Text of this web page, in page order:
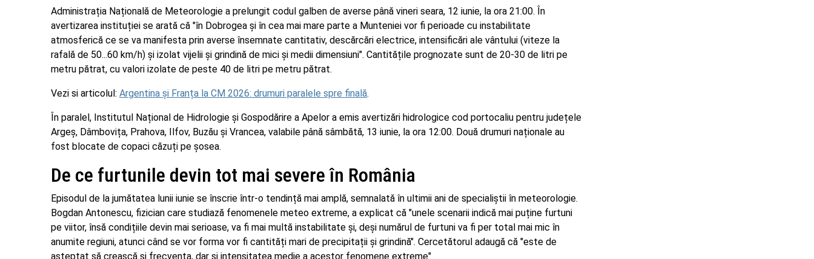
Administrația Națională de Meteorologie a prelungit codul galben de averse până vineri seara, 12 iunie, la ora 21:00. În
avertizarea instituției se arată că "în Dobrogea și în cea mai mare parte a Munteniei vor fi perioade cu instabilitate
atmosferică ce se va manifesta prin averse însemnate cantitativ, descărcări electrice, intensificări ale vântului (viteze la
rafală de 50...60 km/h) și izolat vijelii și grindină de mici și medii dimensiuni". Cantitățile prognozate sunt de 20-30 de litri pe
metru pătrat, cu valori izolate de peste 40 de litri pe metru pătrat.
Vezi si articolul: Argentina și Franța la CM 2026: drumuri paralele spre finală.
În paralel, Institutul Național de Hidrologie și Gospodărire a Apelor a emis avertizări hidrologice cod portocaliu pentru județele
Argeș, Dâmbovița, Prahova, Ilfov, Buzău și Vrancea, valabile până sâmbătă, 13 iunie, la ora 12:00. Două drumuri naționale au
fost blocate de copaci căzuți pe șosea.
De ce furtunile devin tot mai severe în România
Episodul de la jumătatea lunii iunie se înscrie într-o tendință mai amplă, semnalată în ultimii ani de specialiștii în meteorologie.
Bogdan Antonescu, fizician care studiază fenomenele meteo extreme, a explicat că "unele scenarii indică mai puține furtuni
pe viitor, însă condițiile devin mai serioase, va fi mai multă instabilitate și, deși numărul de furtuni va fi per total mai mic în
anumite regiuni, atunci când se vor forma vor fi cantități mari de precipitații și grindină". Cercetătorul adaugă că "este de
așteptat să crească și frecvența, dar și intensitatea medie a acestor fenomene extreme".